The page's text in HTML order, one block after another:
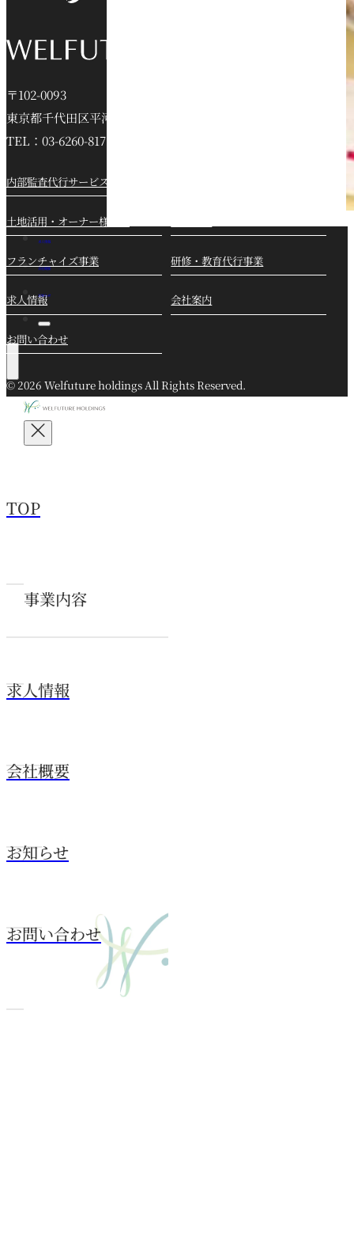
求人情報
会社概要
お知らせ
TOP
事業内容
求人情報
会社概要
お知らせ
お問い合わせ
〒102-0093
東京都千代田区平河町2-16-6 jeVビル6階
TEL：03-6260-8172
内部監査代行サービス
土地活用・オーナー様募集
フランチャイズ事業 研修・教育代行事業
求人情報 会社案内
お問い合わせ
© 2026 Welfuture holdings All Rights Reserved.